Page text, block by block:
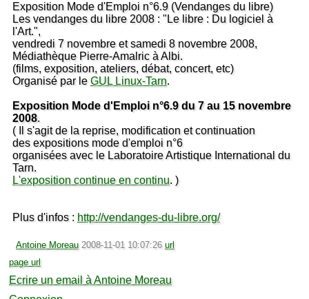
Exposition Mode d'Emploi n°6.9 (Vendanges du libre)
Les vendanges du libre 2008 : "Le libre : Du logiciel à
l'Art.",
vendredi 7 novembre et samedi 8 novembre 2008,
Médiathèque Pierre-Amalric à Albi.
(films, exposition, ateliers, débat, concert, etc)
Organisé par leGUL Linux-Tarn.
Exposition Mode d'Emploi n°6.9 du 7 au 15 novembre
2008.
( Il s'agit de la reprise, modification et continuation
des expositions mode d'emploi n°6
organisées avec le Laboratoire Artistique International du
Tarn.
L'exposition continue en continu. )
Plus d'infos : http://vendanges-du-libre.org/
Antoine Moreau 2008-11-01 10:07:26 url
page url
Ecrire un email à Antoine Moreau